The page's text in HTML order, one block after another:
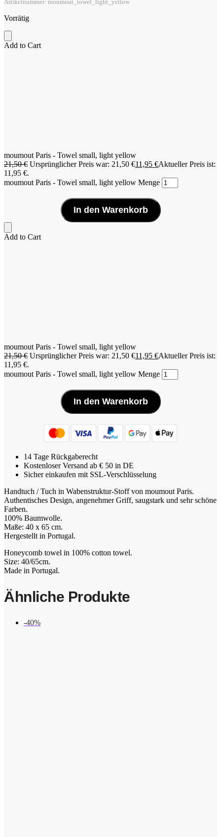
Artikelnummer: moumout_towel_light_yellow
Vorrätig
Add to Cart
moumout Paris - Towel small, light yellow
21,50€ Ursprünglicher Preis war: 21,50 €11,95 €Aktueller Preis ist:
11,95 €.
moumout Paris - Towel small, light yellow Menge
In den Warenkorb
Add to Cart
moumout Paris - Towel small, light yellow
21,50€ Ursprünglicher Preis war: 21,50 €11,95 €Aktueller Preis ist:
11,95 €.
moumout Paris - Towel small, light yellow Menge
In den Warenkorb
14 Tage Rückgaberecht
Kostenloser Versand ab € 50 in DE
Sicher einkaufen mit SSL-Verschlüsselung
Handtuch / Tuch in Wabenstruktur-Stoff von moumout Paris.
Authentisches Design, angenehmer Griff, saugstark und sehr schöne
Farben.
100% Baumwolle.
Maße: 40 x 65 cm.
Hergestellt in Portugal.
Honeycomb towel in 100% cotton towel.
Size: 40/65cm.
Made in Portugal.
Ähnliche Produkte
-40%